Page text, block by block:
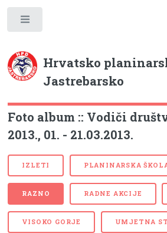
Hrvatsko
Jastrebarsko
Foto album :: Vodiči
2013., 01. - 21.03.2013.
IZLETI PLANINARSKA
RAZNO RADNE AKCIJE
VISOKO GORJE UMJETNA